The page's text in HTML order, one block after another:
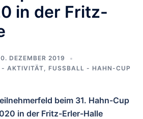
in der Fritz-
DEZEMBER 2019
AKTIVITÄT , FUSSBALL - HAHN-CUP
beim 31. Hahn-Cup
in der Fritz-Erler-Halle